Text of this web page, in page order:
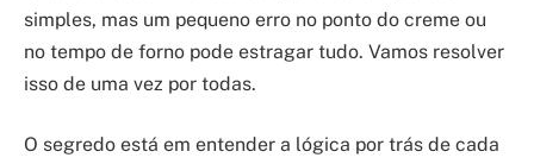
simples, mas um pequeno erro no ponto do creme ou
no tempo de forno pode estragar tudo. Vamos resolver
isso de uma vez por todas.
O segredo está em entender a lógica por trás de cada